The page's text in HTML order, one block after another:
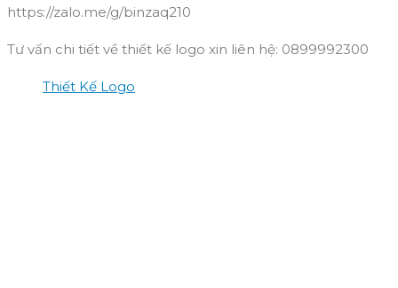
https://zalo.me/g/binzaq210
Tư vấn chi tiết về thiết kế logo xin liên hệ: 0899992300
Thiết Kế Logo